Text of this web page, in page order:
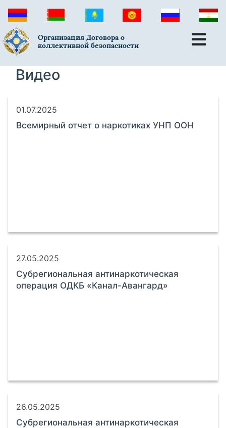
Организация Договора о
коллективной безопасности
Видео
01.07.2025
Всемирный отчет о наркотиках УНП ООН
27.05.2025
Субрегиональная антинаркотическая
операция ОДКБ «Канал-Авангард»
26.05.2025
Субрегиональная антинаркотическая